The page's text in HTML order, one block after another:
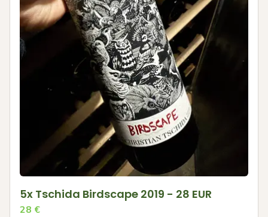
5x Tschida Birdscape 2019 - 28 EUR
28 €